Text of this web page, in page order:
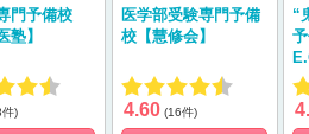
門予備校
塾】
件)
医学部受験専門予備
校【慧修会】
4.60 (16件)
“